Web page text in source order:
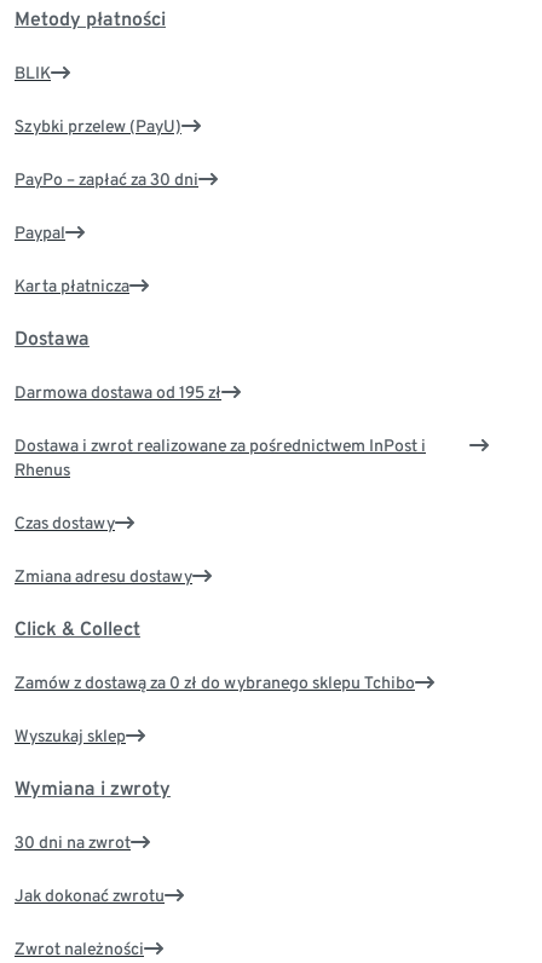
Metody płatności
BLIK
Szybki przelew (PayU)
PayPo – zapłać za 30 dni
Paypal
Karta płatnicza
Dostawa
Darmowa dostawa od 195 zł
Dostawa i zwrot realizowane za pośrednictwem InPost i
Rhenus
Czas dostawy
Zmiana adresu dostawy
Click & Collect
Zamów z dostawą za 0 zł do wybranego sklepu Tchibo
Wyszukaj sklep
Wymiana i zwroty
30 dni na zwrot
Jak dokonać zwrotu
Zwrot należności